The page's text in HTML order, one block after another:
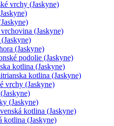
vrchy (Jaskyne)
(Jaskyne)
(Jaskyne)
podolie (Jaskyne)
kotlina (Jaskyne)
kotlina (Jaskyne)
vrchy (Jaskyne)
(Jaskyne)
kotlina (Jaskyne)
kotlina (Jaskyne)